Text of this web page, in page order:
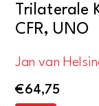
Trilaterale
CFR, UNO
Jan van
€64,75